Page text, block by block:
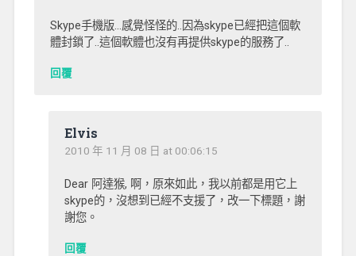
Skype手機版…感覺怪怪的..因為skype已經把這個軟
體封鎖了..這個軟體也沒有再提供skype的服務了..
回覆
Elvis
2010 年 11 月 08 日 at 00:06:15
Dear 阿達猴, 啊，原來如此，我以前都是用它上
skype的，沒想到已經不支援了，改一下標題，謝
謝您。
回覆